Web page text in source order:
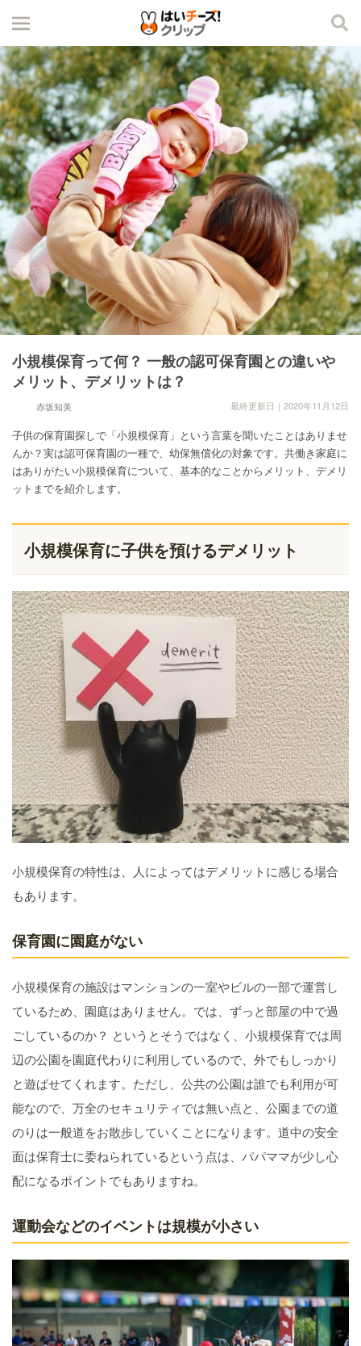
小規模保育って何？ 一般の認可保育園との違いや
メリット、デメリットは？
赤坂知美 最終更新日｜2020年11月12日
子供の保育園探しで「小規模保育」という言葉を聞いたことはありませ
んか？実は認可保育園の一種で、幼保無償化の対象です。共働き家庭に
はありがたい小規模保育について、基本的なことからメリット、デメリ
ットまでを紹介します。
小規模保育に子供を預けるデメリット
小規模保育の特性は、人によってはデメリットに感じる場合
もあります。
保育園に園庭がない
小規模保育の施設はマンションの一室やビルの一部で運営し
ているため、園庭はありません。では、ずっと部屋の中で過
ごしているのか？ というとそうではなく、小規模保育では周
辺の公園を園庭代わりに利用しているので、外でもしっかり
と遊ばせてくれます。ただし、公共の公園は誰でも利用が可
能なので、万全のセキュリティでは無い点と、公園までの道
のりは一般道をお散歩していくことになります。道中の安全
面は保育士に委ねられているという点は、パパママが少し心
配になるポイントでもありますね。
運動会などのイベントは規模が小さい